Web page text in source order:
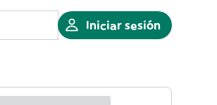
Iniciar sesión